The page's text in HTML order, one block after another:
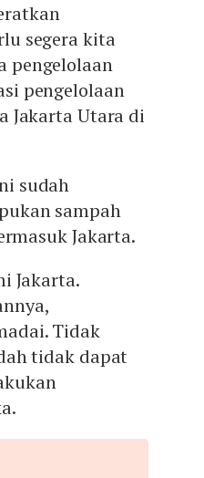
segera kita
pengelolaan
pengelolaan
Jakarta Utara di
sudah
sampah
Jakarta.
Jakarta.
Tidak
tidak dapat